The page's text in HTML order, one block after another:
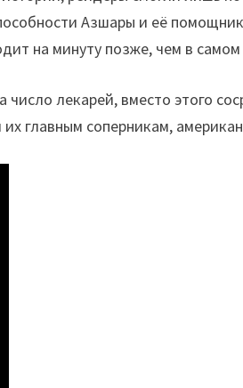
Азшары и её
на минуту позже, чем в
лекарей, вместо этого
главным соперникам,